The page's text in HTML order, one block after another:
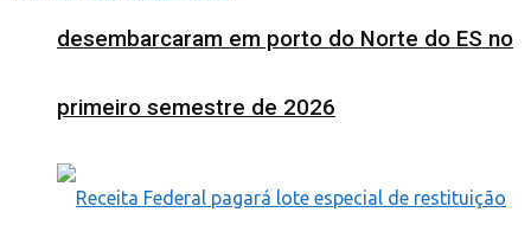
desembarcaram em porto do Norte do ES no
primeiro semestre de 2026